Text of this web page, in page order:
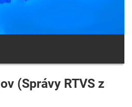
(Správy RTVS z